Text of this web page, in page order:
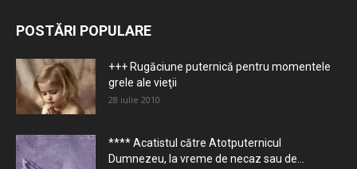
POSTĂRI POPULARE
+++ Rugăciune puternică pentru momentele
grele ale vieţii
28 iulie 2010
**** Acatistul către Atotputernicul
Dumnezeu, la vreme de necaz sau de...